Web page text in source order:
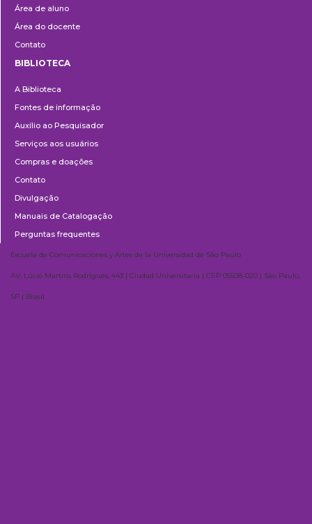
Área de aluno
Área do docente
Contato
BIBLIOTECA
A Biblioteca
Fontes de informação
Auxílio ao Pesquisador
Serviços aos usuários
Compras e doações
Contato
Divulgação
Manuais de Catalogação
Perguntas frequentes
Escuela de Comunicaciones y Artes de la Universidad de São Paulo
AV. Lúcio Martins Rodrigues, 443 | Ciudad Universitaria | CEP 05508-020 | São Paulo,
SP | Brasil